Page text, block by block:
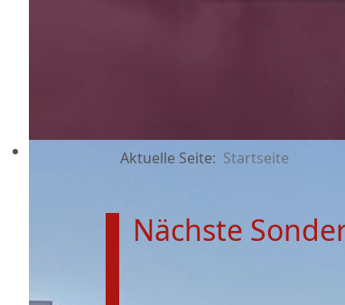
Aktuelle Seite: Startseite
Nächste